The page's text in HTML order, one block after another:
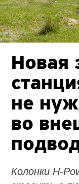
Новая
не
во
Колонки H-